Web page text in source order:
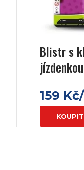
Blistr s
159
KOUPIT